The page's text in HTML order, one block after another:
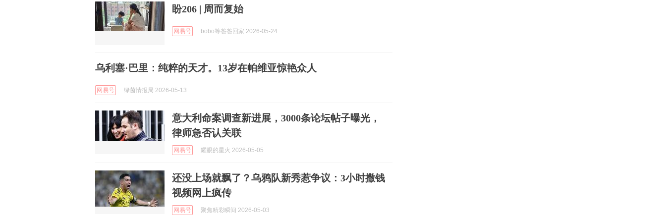
盼206 | 周而复始
网易号 bobo等爸爸回家 2026-05-24
乌利塞·巴里：纯粹的天才。13岁在帕维亚惊艳众人
网易号 绿茵情报局 2026-05-13
意大利命案调查新进展，3000条论坛帖子曝光，
律师急否认关联
网易号 耀眼的星火 2026-05-05
还没上场就飘了？乌鸦队新秀惹争议：3小时撒钱
视频网上疯传
网易号 聚焦精彩瞬间 2026-05-03